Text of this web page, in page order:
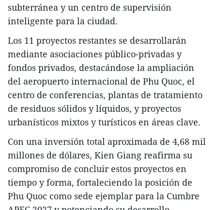
subterránea y un centro de supervisión
inteligente para la ciudad.
Los 11 proyectos restantes se desarrollarán
mediante asociaciones público-privadas y
fondos privados, destacándose la ampliación
del aeropuerto internacional de Phu Quoc, el
centro de conferencias, plantas de tratamiento
de residuos sólidos y líquidos, y proyectos
urbanísticos mixtos y turísticos en áreas clave.
Con una inversión total aproximada de 4,68 mil
millones de dólares, Kien Giang reafirma su
compromiso de concluir estos proyectos en
tiempo y forma, fortaleciendo la posición de
Phu Quoc como sede ejemplar para la Cumbre